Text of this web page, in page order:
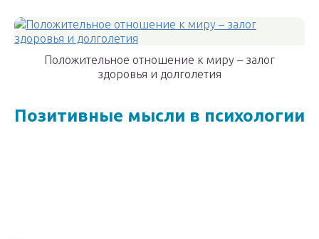
Положительное отношение к миру – залог
здоровья и долголетия
Позитивные мысли в психологии